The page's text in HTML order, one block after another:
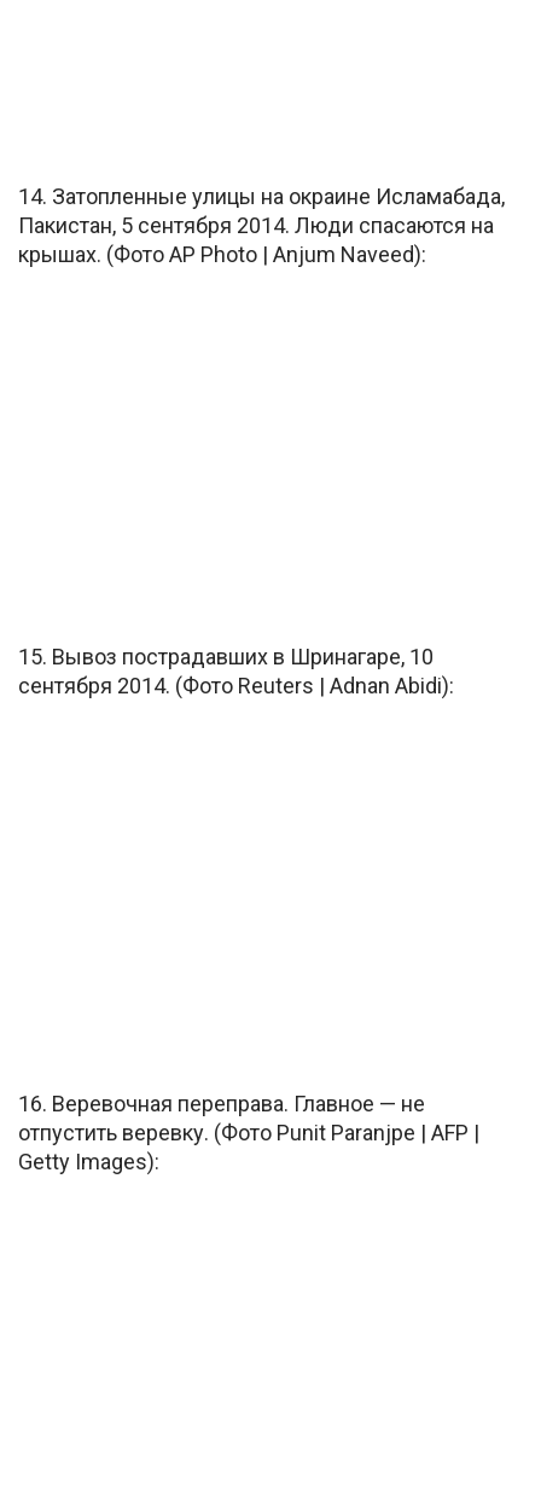
14. Затопленные улицы на окраине Исламабада,
Пакистан, 5 сентября 2014. Люди спасаются на
крышах. (Фото AP Photo | Anjum Naveed):
15. Вывоз пострадавших в Шринагаре, 10
сентября 2014. (Фото Reuters | Adnan Abidi):
16. Веревочная переправа. Главное — не
отпустить веревку. (Фото Punit Paranjpe | AFP |
Getty Images):